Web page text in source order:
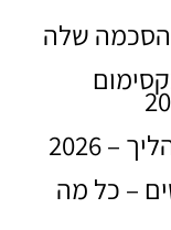
הסכמה שלה
2026
– כל מה